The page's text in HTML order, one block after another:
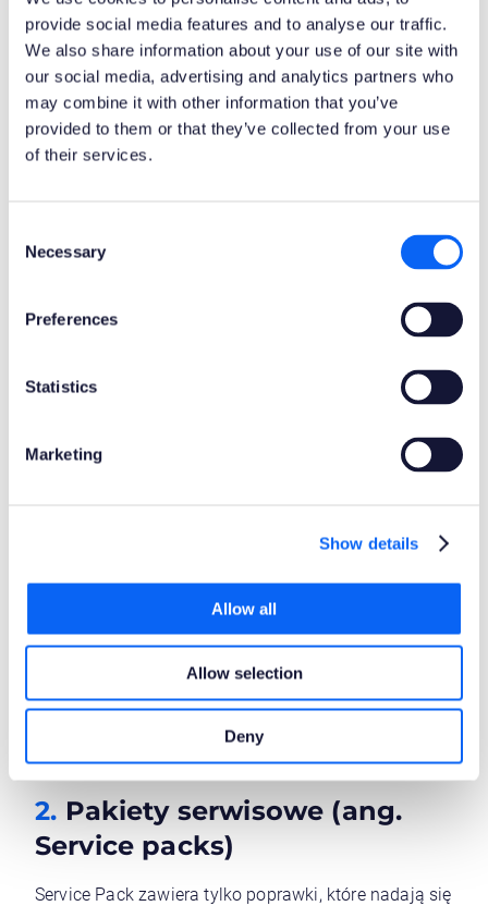
provide social media features and to analyse our traffic.
We also share information about your use of our site with
our social media, advertising and analytics partners who
may combine it with other information that you’ve
provided to them or that they’ve collected from your use
of their services.
Selection
Necessary
Preferences
Statistics
Marketing
Show details
Allow all
Allow selection
Deny
Jeśli nie jesteś pewien, czy masz konto, lub
zapomniałeś danych do logowania, przejdź do:
Novacura Customer Services – Jira Service
Management (atlassian.net)
PROBLEMY?
Błędy sklasyfikowane jako
(ang. blocker –
(ang.
High – o wysokim priorytecie) zostaną naprawione
pakietach serwisowych, a błędy sklasyfikowane jako
Jak odczytać numerację
wersji?
Numer wersji podzielony jest na cztery części:
{Major}.{Minor}.{Service Pack}.{Revision}.
Example: 6.1.7.26406
Pakiety serwisowe (ang.
Service packs)
Service Pack zawiera tylko poprawki, które nadają się